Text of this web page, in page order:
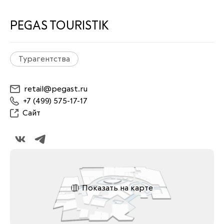
PEGAS TOURISTIK
Турагентства
retail@pegast.ru
+7 (499) 575-17-17
Сайт
Показать на карте